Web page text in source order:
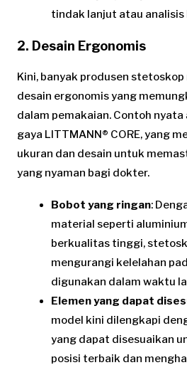
tindak lanjut atau analisis
2. Desain Ergonomis
Kini, banyak produsen
desain ergonomis yang
dalam pemakaian. Contoh
gaya LITTMANN® CORE, yang
ukuran dan desain untuk
yang nyaman bagi dokter.
Bobot yang ringan:
material seperti
berkualitas tinggi,
mengurangi kelelahan
digunakan dalam waktu
Elemen yang dapat
model kini dilengkapi
yang dapat disesuaikan
posisi terbaik dan